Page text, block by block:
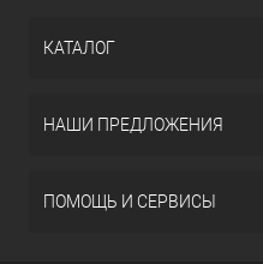
КАТАЛОГ
НАШИ ПРЕДЛОЖЕНИЯ
ПОМОЩЬ И СЕРВИСЫ